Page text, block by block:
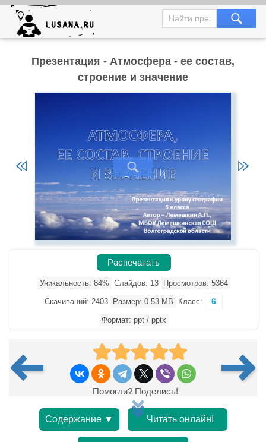
Презентация - Атмосфера - ее состав,
строение и значение
Распечатать
Уникальность: 84% Слайдов: 13 Просмотров: 5364
Скачиваний: 2403 Размер: 0.53 MB Класс: 6
Формат: ppt / pptx
Помогли? Поделись!
Содержание ▼ Читать онлайн!